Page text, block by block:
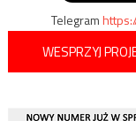
Telegram
WESPRZYJ